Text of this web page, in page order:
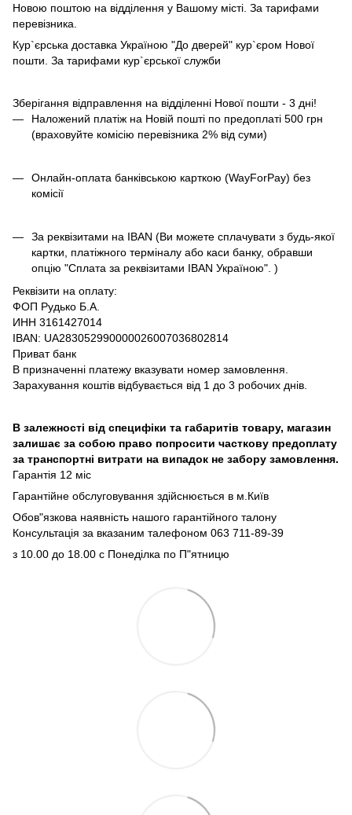
Новою поштою на відділення у Вашому місті. За тарифами
перевізника.
Кур`єрська доставка Україною "До дверей" кур`єром Нової
пошти. За тарифами кур`єрської служби
Зберігання відправлення на відділенні Нової пошти - 3 дні!
Наложений платіж на Новій пошті по предоплаті 500 грн
(враховуйте комісію перевізника 2% від суми)
Онлайн-оплата банківською карткою (WayForPay) без
комісії
За реквізитами на IBAN (Ви можете сплачувати з будь-якої
картки, платіжного терміналу або каси банку, обравши
опцію "Сплата за реквізитами IBAN Україною". )
Реквізити на оплату:
ФОП Рудько Б.А.
ИНН 3161427014
IBAN: UA283052990000026007036802814
Приват банк
В призначенні платежу вказувати номер замовлення.
Зарахування коштів відбувається від 1 до 3 робочих днів.
В залежності від специфіки та габаритів товару, магазин
залишає за собою право попросити часткову предоплату
за транспортні витрати на випадок не забору замовлення.
Гарантія 12 міс
Гарантійне обслуговування здійснюється в м.Київ
Обов"язкова наявність нашого гарантійного талону
Консультація за вказаним талефоном 063 711-89-39
з 10.00 до 18.00 с Понеділка по П"ятницю